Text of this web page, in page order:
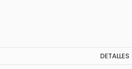
DETALLES